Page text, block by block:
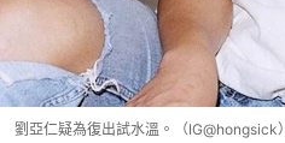
劉亞仁疑為復出試水溫。（IG@hongsick）